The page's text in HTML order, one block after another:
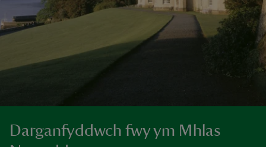
Darganfyddwch fwy ym Mhlas